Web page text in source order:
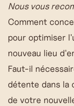
Nous vous
Comment
pour optimiser
nouveau lieu
Faut-il
détente dans la
de votre